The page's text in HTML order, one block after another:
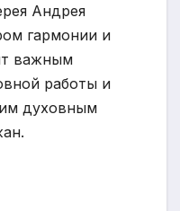
Андрея
гармонии и
важным
работы и
духовным